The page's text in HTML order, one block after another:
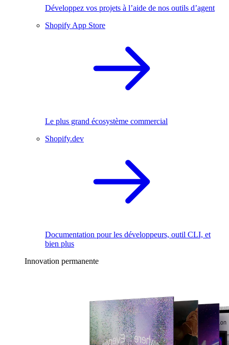
Développez vos projets à l’aide de nos outils d’agent
Shopify App Store
Le plus grand écosystème commercial
Shopify.dev
Documentation pour les développeurs, outil CLI, et
bien plus
Innovation permanente